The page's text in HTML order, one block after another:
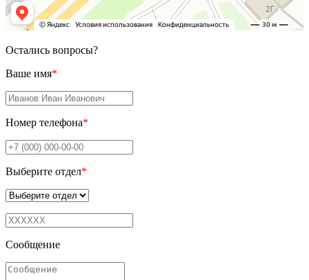
Остались вопросы?
Ваше имя*
Номер телефона*
Выберите отдел*
Сообщение